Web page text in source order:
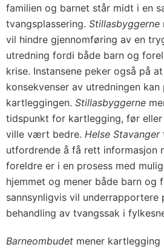
familien og barnet står midt i en
tvangsplassering. Stillasbyggerne
vil hindre gjennomføring av en
utredning fordi både barn og
krise. Instansene peker også på
konsekvenser av utredningen
kartleggingen. Stillasbyggerne
tidspunkt for kartlegging, før eller
ville vært bedre. Helse Stavanger
utfordrende å få rett informasjon
foreldre er i en prosess med
hjemmet og mener både barn og
sannsynligvis vil underrapportere
behandling av tvangssak i
Barneombudet mener